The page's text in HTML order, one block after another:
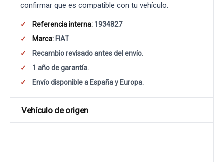
confirmar que es compatible con tu vehículo.
Referencia interna: 1934827
Marca: FIAT
Recambio revisado antes del envío.
1 año de garantía.
Envío disponible a España y Europa.
Vehículo de origen